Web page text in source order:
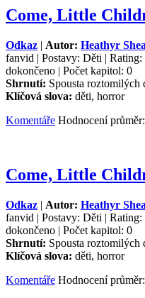
Come, Little
Odkaz | Autor: Heathyr Shea
fanvid | Postavy: Děti |
dokončeno | Počet kapitol: 0
Shrnutí: Spousta roztomilých
Klíčová slova: děti, horror
Komentáře Hodnocení
Come, Little
Odkaz | Autor: Heathyr Shea
fanvid | Postavy: Děti |
dokončeno | Počet kapitol: 0
Shrnutí: Spousta roztomilých
Klíčová slova: děti, horror
Komentáře Hodnocení